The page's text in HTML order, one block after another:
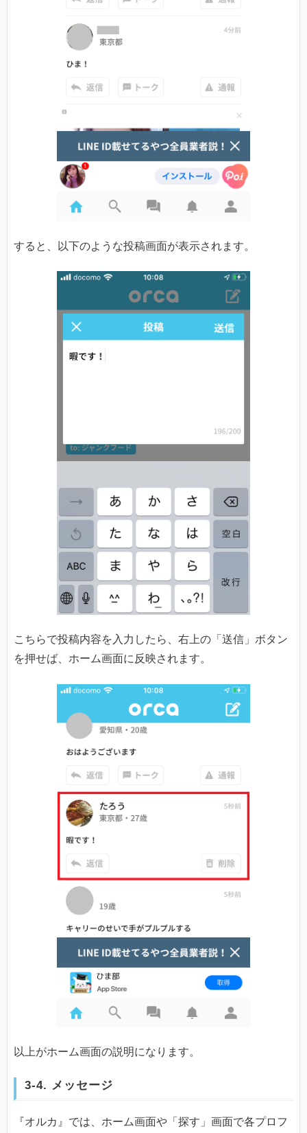
すると、以下のような投稿画面が表示されます。
こちらで投稿内容を入力したら、右上の「送信」ボタン
を押せば、ホーム画面に反映されます。
以上がホーム画面の説明になります。
3-4. メッセージ
『オルカ』では、ホーム画面や「探す」画面で各プロフ